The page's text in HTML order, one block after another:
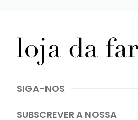
SIGA-NOS
SUBSCREVER A NOSSA